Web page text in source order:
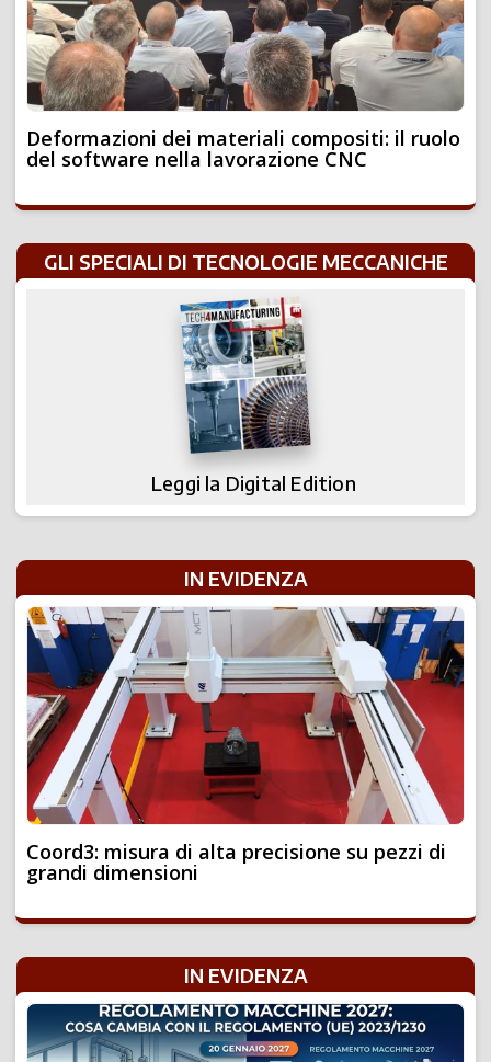
Deformazioni dei materiali compositi: il ruolo
del software nella lavorazione CNC
GLI SPECIALI DI TECNOLOGIE MECCANICHE
Leggi la Digital Edition
IN EVIDENZA
Coord3: misura di alta precisione su pezzi di
grandi dimensioni
IN EVIDENZA